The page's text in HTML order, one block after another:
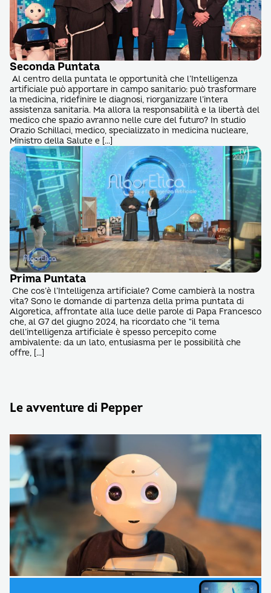
Seconda Puntata
Al centro della puntata le opportunità che l’Intelligenza
artificiale può apportare in campo sanitario: può trasformare
la medicina, ridefinire le diagnosi, riorganizzare l’intera
assistenza sanitaria. Ma allora la responsabilità e la libertà del
medico che spazio avranno nelle cure del futuro? In studio
Orazio Schillaci, medico, specializzato in medicina nucleare,
Ministro della Salute e […]
Prima Puntata
Che cos’è l’Intelligenza artificiale? Come cambierà la nostra
vita? Sono le domande di partenza della prima puntata di
Algoretica, affrontate alla luce delle parole di Papa Francesco
che, al G7 del giugno 2024, ha ricordato che “il tema
dell’intelligenza artificiale è spesso percepito come
ambivalente: da un lato, entusiasma per le possibilità che
offre, […]
Le avventure di Pepper